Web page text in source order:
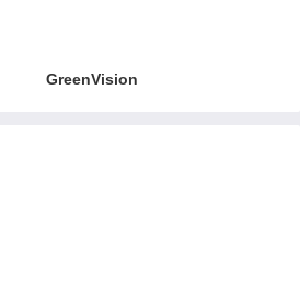
GreenVision